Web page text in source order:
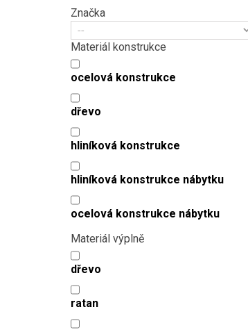
Značka
Materiál konstrukce
ocelová konstrukce
dřevo
hliníková konstrukce
hliníková konstrukce nábytku
ocelová konstrukce nábytku
Materiál výplně
dřevo
ratan